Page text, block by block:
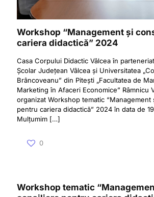
Workshop “Management și
cariera didactică” 2024
Casa Corpului Didactic Vâlcea în
Școlar Județean Vâlcea și Universitatea
Brâncoveanu” din Pitești „Facultatea de
Marketing în Afaceri Economice” Râmnicu
organizat Workshop tematic “Management
pentru cariera didactică” 2024 în data de
Mulțumim […]
0
Workshop tematic